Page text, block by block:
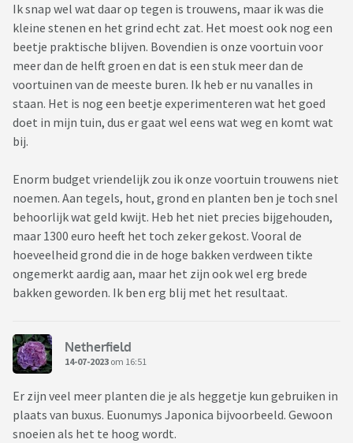
Ik snap wel wat daar op tegen is trouwens, maar ik was die
kleine stenen en het grind echt zat. Het moest ook nog een
beetje praktische blijven. Bovendien is onze voortuin voor
meer dan de helft groen en dat is een stuk meer dan de
voortuinen van de meeste buren. Ik heb er nu vanalles in
staan. Het is nog een beetje experimenteren wat het goed
doet in mijn tuin, dus er gaat wel eens wat weg en komt wat
bij.
Enorm budget vriendelijk zou ik onze voortuin trouwens niet
noemen. Aan tegels, hout, grond en planten ben je toch snel
behoorlijk wat geld kwijt. Heb het niet precies bijgehouden,
maar 1300 euro heeft het toch zeker gekost. Vooral de
hoeveelheid grond die in de hoge bakken verdween tikte
ongemerkt aardig aan, maar het zijn ook wel erg brede
bakken geworden. Ik ben erg blij met het resultaat.
Netherfield
14-07-2023 om 16:51
Er zijn veel meer planten die je als heggetje kun gebruiken in
plaats van buxus. Euonumys Japonica bijvoorbeeld. Gewoon
snoeien als het te hoog wordt.